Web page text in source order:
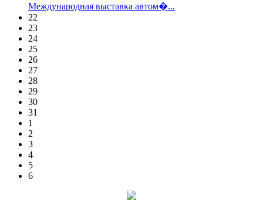
Международная выставка автом�...
22
23
24
25
26
27
28
29
30
31
1
2
3
4
5
6